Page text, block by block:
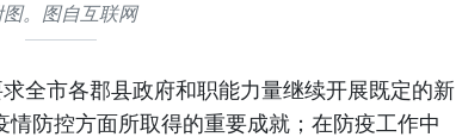
图。图自互联网
全市各郡县政府和职能力量继续开展既定的新
防控方面所取得的重要成就；在防疫工作中